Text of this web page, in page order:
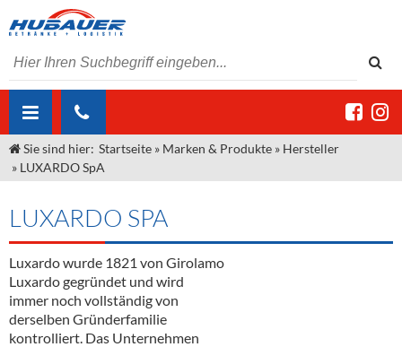
ÜBER UNS
Unser Liefergebiet
Unser Team
Kontakt
Angebote Gastronomie & Großhandel
Gastronomie
Großhandel
Innovation - Die Neue Art des Bierzapfens
"DroughtMaster"
Neuigkeiten
MARKEN & PRODUKTE
Weine & Schaumwein
Sirup
Spirituosen
DIENSTLEISTUNGEN
Kommisionskauf & Lieferbedingungen
Fremddienstleistungen
Sie sind hier: Startseite » Marken & Produkte » Hersteller
» LUXARDO SpA
LUXARDO SPA
Luxardo wurde 1821 von Girolamo
Luxardo gegründet und wird
immer noch vollständig von
derselben Gründerfamilie
kontrolliert. Das Unternehmen